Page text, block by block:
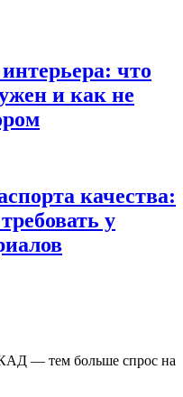
что
и как не
качества:
у
— тем больше спрос на